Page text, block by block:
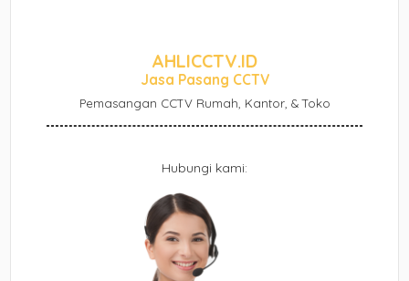
AHLICCTV.ID
Jasa Pasang CCTV
Pemasangan CCTV Rumah, Kantor, & Toko
Hubungi kami: